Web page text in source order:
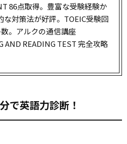
86点取得。豊富な受験経験か
な対策法が好評。TOEIC受験回
。アルクの通信講座
AND READING TEST 完全攻略
で英語力診断！